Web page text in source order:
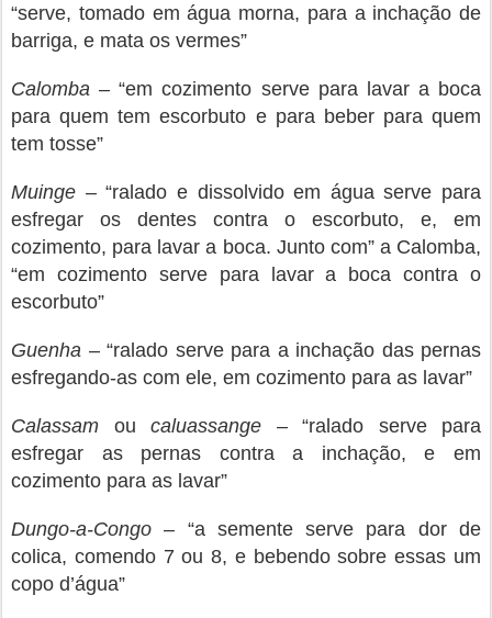
“serve, tomado em água morna, para a inchação de
barriga, e mata os vermes”
Calomba – “em cozimento serve para lavar a boca
para quem tem escorbuto e para beber para quem
tem tosse”
Muinge – “ralado e dissolvido em água serve para
esfregar os dentes contra o escorbuto, e, em
cozimento, para lavar a boca. Junto com” a Calomba,
“em cozimento serve para lavar a boca contra o
escorbuto”
Guenha – “ralado serve para a inchação das pernas
esfregando-as com ele, em cozimento para as lavar”
Calassam ou caluassange – “ralado serve para
esfregar as pernas contra a inchação, e em
cozimento para as lavar”
Dungo-a-Congo – “a semente serve para dor de
colica, comendo 7 ou 8, e bebendo sobre essas um
copo d’água”